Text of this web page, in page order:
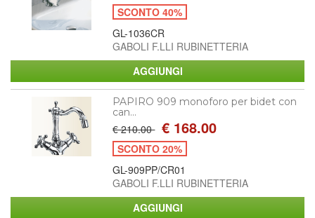
SCONTO 40%
GL-1036CR
GABOLI F.LLI RUBINETTERIA
PAPIRO 909 monoforo per bidet con
can...
€ 210.00 € 168.00
SCONTO 20%
GL-909PP/CR01
GABOLI F.LLI RUBINETTERIA